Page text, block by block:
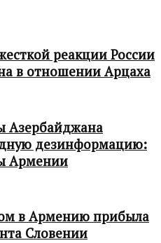
реакции России
в отношении Арцаха
Азербайджана
дезинформацию:
Армении
в Армению прибыла
Словении